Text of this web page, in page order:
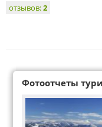
отзывов:2
Фотоотчеты